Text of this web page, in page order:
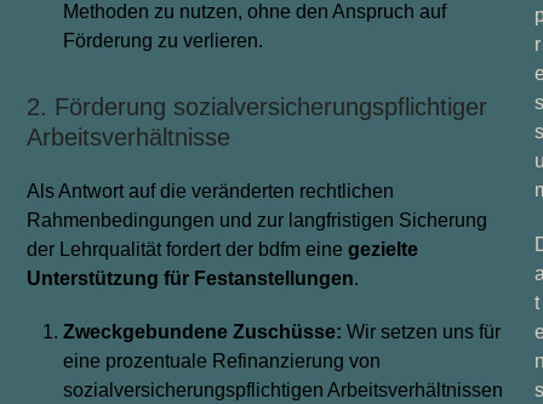
Methoden zu nutzen, ohne den Anspruch auf
Förderung zu verlieren.
2. Förderung sozialversicherungspflichtiger
Arbeitsverhältnisse
Als Antwort auf die veränderten rechtlichen
Rahmenbedingungen und zur langfristigen Sicherung
der Lehrqualität fordert der bdfm einegezielte
Unterstützung für Festanstellungen.
ZweckgebundeneZuschüsse: Wir setzen uns für
eine prozentuale Refinanzierung von
sozialversicherungspflichtigen Arbeitsverhältnissen
r
s
s
t
s